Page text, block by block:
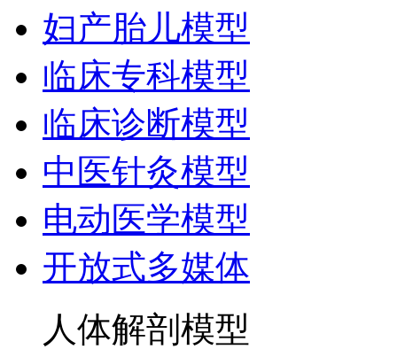
妇产胎儿模型
临床专科模型
临床诊断模型
中医针灸模型
电动医学模型
开放式多媒体
人体解剖模型